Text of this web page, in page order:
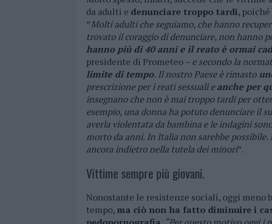
da adulti e denunciare troppo tardi,
”Molti adulti che seguiamo, che hanno
trovato il coraggio di denunciare, non hanno
hanno più di 40 anni e il reato è ormai
presidente di Prometeo – e secondo la
limite di tempo. Il nostro Paese è rimasto
prescrizione per i reati sessuali eanche per
insegnano che non è mai troppo tardi per
esempio, una donna ha potuto denunciare il
averla violentata da bambina e le indagini
morto da anni. In Italia non sarebbe
ancora indietro nella tutela dei minori”.
Vittime sempre più giovani.
Nonostante le resistenze sociali, oggi meno
tempo, ma ciò non ha fatto diminuire i